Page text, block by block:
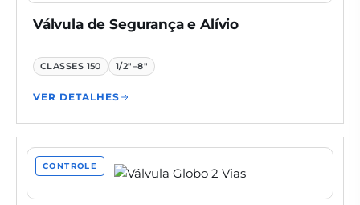
Válvula de Segurança e Alívio
CLASSES 150 1/2"–8"
VER DETALHES
CONTROLE